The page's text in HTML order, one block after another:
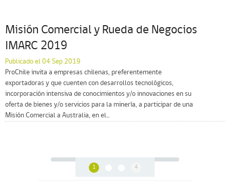
Misión Comercial y Rueda de Negocios
IMARC 2019
Publicado el 04 Sep 2019
ProChile invita a empresas chilenas, preferentemente
exportadoras y que cuenten con desarrollos tecnológicos,
incorporación intensiva de conocimientos y/o innovaciones en su
oferta de bienes y/o servicios para la minería, a participar de una
Misión Comercial a Australia, en el...
1 4